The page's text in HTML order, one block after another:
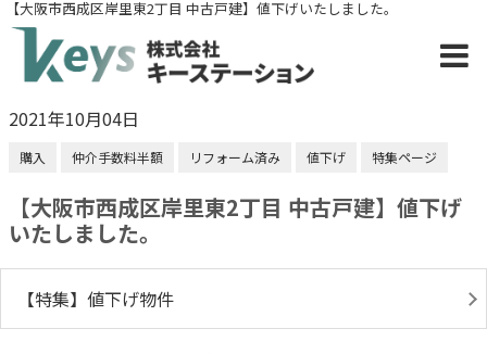
【大阪市西成区岸里東2丁目 中古戸建】値下げいたしました。
2021年10月04日
購入 仲介手数料半額 リフォーム済み 値下げ 特集ページ
【大阪市西成区岸里東2丁目 中古戸建】値下げ
いたしました。
【特集】値下げ物件